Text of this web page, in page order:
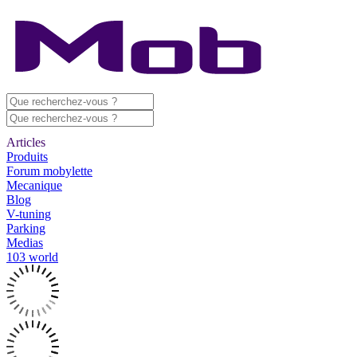
Articles
Produits
Forum mobylette
Mecanique
Blog
V-tuning
Parking
Medias
103 world